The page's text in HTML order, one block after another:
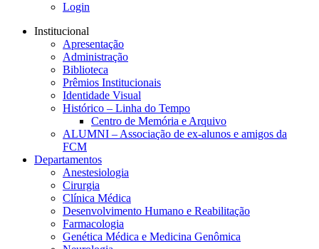
Login
Institucional
Apresentação
Administração
Biblioteca
Prêmios Institucionais
Identidade Visual
Histórico – Linha do Tempo
Centro de Memória e Arquivo
ALUMNI – Associação de ex-alunos e amigos da
FCM
Departamentos
Anestesiologia
Cirurgia
Clínica Médica
Desenvolvimento Humano e Reabilitação
Farmacologia
Genética Médica e Medicina Genômica